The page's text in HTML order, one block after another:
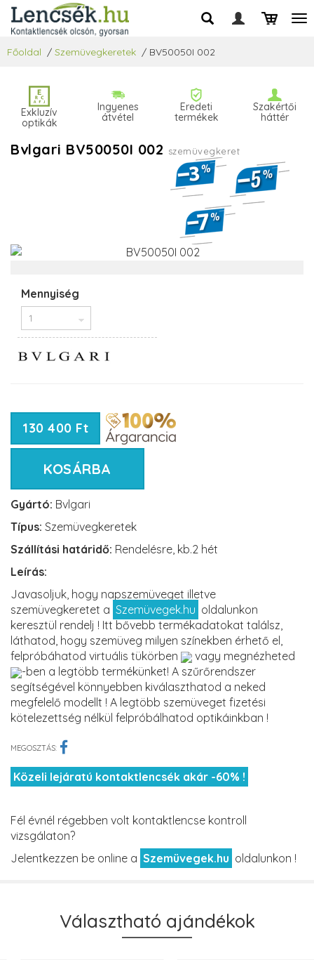
Főoldal / Szemüvegkeretek / BV50050I 002
Exkluzív
optikák
Ingyenes
átvétel
Eredeti
termékek
Szakértői
háttér
Bvlgari BV50050I 002 szemüvegkeret
Mennyiség
130 400 Ft
KOSÁRBA
Gyártó: Bvlgari
Típus: Szemüvegkeretek
Szállítási határidő: Rendelésre, kb.2 hét
Leírás:
Javasoljuk, hogy napszemüveget illetve
szemüvegkeretet a Szemüvegek.hu oldalunkon
keresztül rendelj ! Itt bővebb termékadatokat találsz,
láthatod, hogy szemüveg milyen színekben érhető el,
felpróbáhatod virtuális tükörben
vagy megnézheted
-ben a legtöbb termékünket! A szűrőrendszer
segítségével könnyebben kiválaszthatod a neked
megfelelő modellt ! A legtöbb szemüveget fizetési
kötelezettség nélkül felpróbálhatod optikáinkban !
MEGOSZTÁS:
Közeli lejáratú kontaktlencsék akár -60% !
Fél évnél régebben volt kontaktlencse kontroll
vizsgálaton?
Jelentkezzen be online a Szemüvegek.hu oldalunkon !
Választható ajándékok